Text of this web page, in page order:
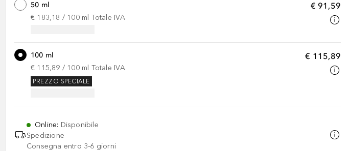
€ 91,59
50 ml
€ 183,18 / 100 ml Totale IVA
€ 115,89
100 ml
€ 115,89 / 100 ml Totale IVA
PREZZO SPECIALE
Online: Disponibile
Spedizione
Consegna entro 3-6 giorni